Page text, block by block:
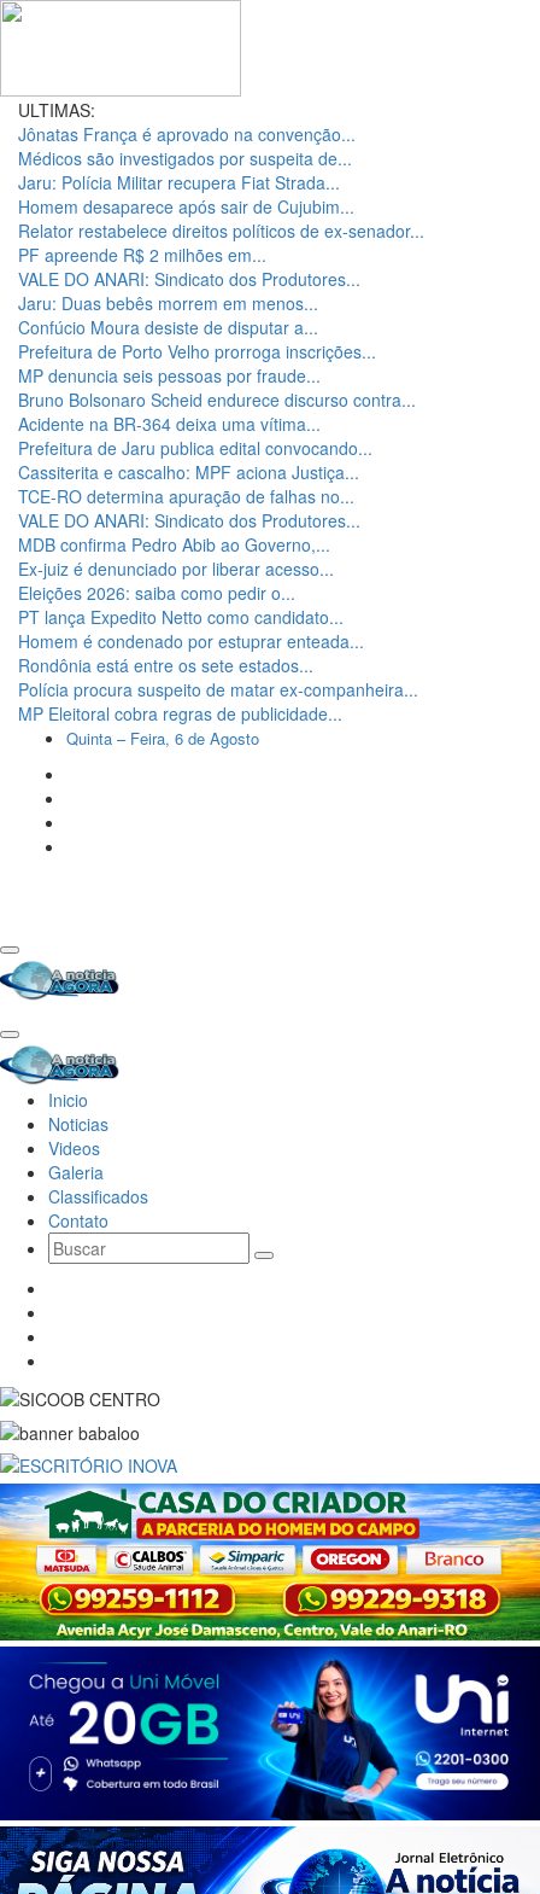
ULTIMAS:
Jônatas França é aprovado na convenção...
Médicos são investigados por suspeita de...
Jaru: Polícia Militar recupera Fiat Strada...
Homem desaparece após sair de Cujubim...
Relator restabelece direitos políticos de ex-senador...
PF apreende R$ 2 milhões em...
VALE DO ANARI: Sindicato dos Produtores...
Jaru: Duas bebês morrem em menos...
Confúcio Moura desiste de disputar a...
Prefeitura de Porto Velho prorroga inscrições...
MP denuncia seis pessoas por fraude...
Bruno Bolsonaro Scheid endurece discurso contra...
Acidente na BR-364 deixa uma vítima...
Prefeitura de Jaru publica edital convocando...
Cassiterita e cascalho: MPF aciona Justiça...
TCE-RO determina apuração de falhas no...
VALE DO ANARI: Sindicato dos Produtores...
MDB confirma Pedro Abib ao Governo,...
Ex-juiz é denunciado por liberar acesso...
Eleições 2026: saiba como pedir o...
PT lança Expedito Netto como candidato...
Homem é condenado por estuprar enteada...
Rondônia está entre os sete estados...
Polícia procura suspeito de matar ex-companheira...
MP Eleitoral cobra regras de publicidade...
Quinta – Feira, 6 de Agosto
Inicio
Noticias
Videos
Galeria
Classificados
Contato